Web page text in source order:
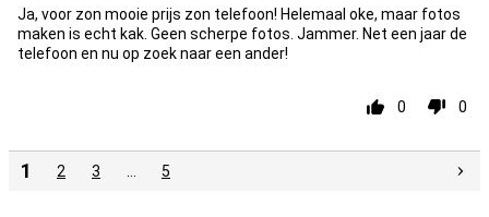
Ja, voor zon mooie prijs zon telefoon! Helemaal oke, maar fotos
maken is echt kak. Geen scherpe fotos. Jammer. Net een jaar de
telefoon en nu op zoek naar een ander!
0 0
1 2 3 5